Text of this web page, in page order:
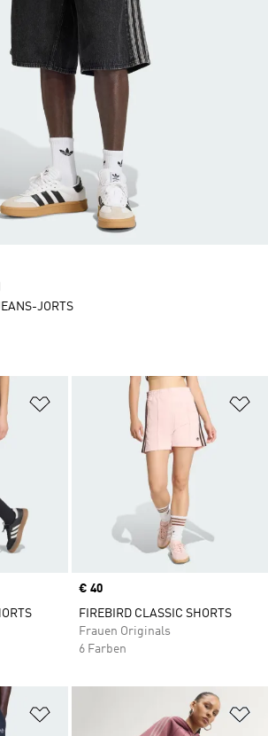
Zur Wunschliste hinzufügen
Price
€ 40
FIREBIRD CLASSIC SHORTS
Frauen Originals
6 Farben
Zur Wunschliste hinzufügen
JORTS